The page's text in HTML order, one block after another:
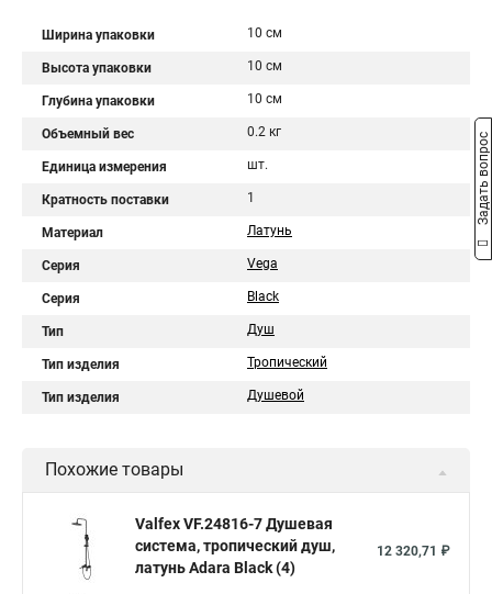
Ширина упаковки 10 см
Высота упаковки 10 см
Глубина упаковки 10 см
Объемный вес 0.2 кг
Единица измерения шт.
Кратность поставки 1
Материал Латунь
Серия Vega
Серия Black
Тип Душ
Тип изделия Тропический
Тип изделия Душевой
Похожие товары
Valfex VF.24816-7 Душевая
система, тропический душ,
латунь Adara Black (4)
12 320,71 ₽
Задать вопрос